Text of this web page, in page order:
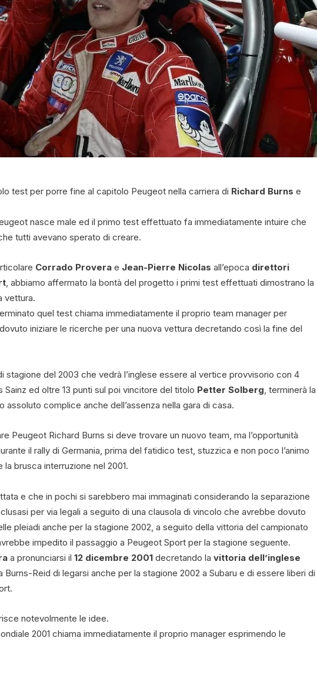
test per porre fine al capitolo Peugeot nella carriera di Richard Burns e
nasce male ed il primo test effettuato fa immediatamente intuire che
tutti avevano sperato di creare.
Corrado Provera e Jean-Pierre Nicolas all’epoca direttori
, abbiamo affermato la bontà del progetto i primi test effettuati dimostrano la
vettura.
quel test chiama immediatamente il proprio team manager per
iniziare le ricerche per una nuova vettura decretando così la fine del
stagione del 2003 che vedrà l’inglese essere al vertice provvisorio con 4
Sainz ed oltre 13 punti sul poi vincitore del titolo Petter Solberg , terminerà la
assoluto complice anche dell’assenza nella gara di casa.
Peugeot Richard Burns si deve trovare un nuovo team, ma l’opportunità
il rally di Germania, prima del fatidico test, stuzzica e non poco l’animo
brusca interruzione nel 2001.
e che in pochi si sarebbero mai immaginati considerando la separazione
per via legali a seguito di una clausola di vincolo che avrebbe dovuto
pleiadi anche per la stagione 2002, a seguito della vittoria del campionato
impedito il passaggio a Peugeot Sport per la stagione seguente.
a pronunciarsi il 12 dicembre 2001 decretando la vittoria dell’inglese
Reid di legarsi anche per la stagione 2002 a Subaru e di essere liberi di
notevolmente le idee.
2001 chiama immediatamente il proprio manager esprimendo le